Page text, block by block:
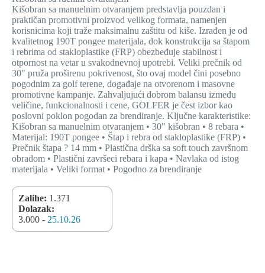
Kišobran sa manuelnim otvaranjem predstavlja pouzdan i
praktičan promotivni proizvod velikog formata, namenjen
korisnicima koji traže maksimalnu zaštitu od kiše. Izrađen je od
kvalitetnog 190T pongee materijala, dok konstrukcija sa štapom
i rebrima od stakloplastike (FRP) obezbeđuje stabilnost i
otpornost na vetar u svakodnevnoj upotrebi. Veliki prečnik od
30" pruža proširenu pokrivenost, što ovaj model čini posebno
pogodnim za golf terene, događaje na otvorenom i masovne
promotivne kampanje. Zahvaljujući dobrom balansu između
veličine, funkcionalnosti i cene, GOLFER je čest izbor kao
poslovni poklon pogodan za brendiranje. Ključne karakteristike:
Kišobran sa manuelnim otvaranjem • 30" kišobran • 8 rebara •
Materijal: 190T pongee • Štap i rebra od stakloplastike (FRP) •
Prečnik štapa ? 14 mm • Plastična drška sa soft touch završnom
obradom • Plastični završeci rebara i kapa • Navlaka od istog
materijala • Veliki format • Pogodno za brendiranje
Zalihe: 1.371
Dolazak:
3.000 - 25.10.26